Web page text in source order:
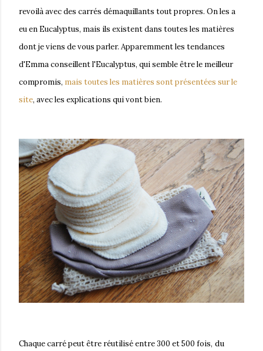
revoilà avec des carrés démaquillants tout propres. On les a
eu en Eucalyptus, mais ils existent dans toutes les matières
dont je viens de vous parler. Apparemment les tendances
d'Emma conseillent l'Eucalyptus, qui semble être le meilleur
compromis, mais toutes les matières sont présentées sur le
site, avec les explications qui vont bien.
Chaque carré peut être réutilisé entre 300 et 500 fois, du